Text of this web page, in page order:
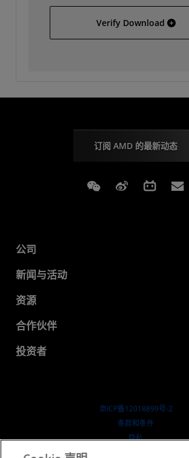
Verify Download Solaris
订阅 AMD 的最新动态
Weixin Weibo Bilibili
公司
关于 AMD
企业责任
就业机会
联系我们
新闻与活动
新闻中心
媒体库
资源
开发中心
成功案例
合作伙伴
AMD 合作伙伴中心
投资者
京ICP备12018899号-2
​条款和条件
隐私